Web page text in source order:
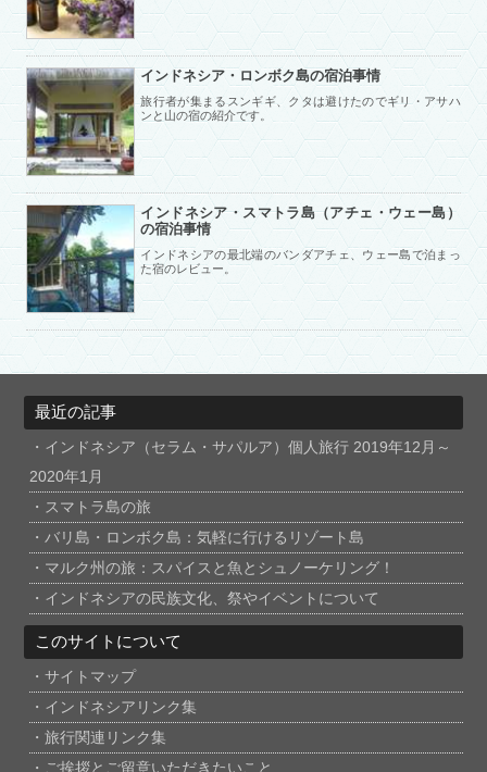
インドネシア・ロンボク島の宿泊事情
旅行者が集まるスンギギ、クタは避けたのでギリ・アサハ
ンと山の宿の紹介です。
インドネシア・スマトラ島（アチェ・ウェー島）
の宿泊事情
インドネシアの最北端のバンダアチェ、ウェー島で泊まっ
た宿のレビュー。
最近の記事
インドネシア（セラム・サパルア）個人旅行 2019年12月～
2020年1月
スマトラ島の旅
バリ島・ロンボク島：気軽に行けるリゾート島
マルク州の旅：スパイスと魚とシュノーケリング！
インドネシアの民族文化、祭やイベントについて
このサイトについて
サイトマップ
インドネシアリンク集
旅行関連リンク集
ご挨拶とご留意いただきたいこと